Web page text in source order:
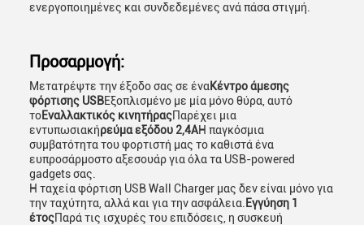
ενεργοποιημένες και συνδεδεμένες ανά πάσα στιγμή.
Προσαρμογή:
Μετατρέψτε την έξοδο σας σε έναΚέντρο άμεσης
φόρτισης USBΕξοπλισμένο με μία μόνο θύρα, αυτό
τοΕναλλακτικός κινητήραςΠαρέχει μια
εντυπωσιακήρεύμα εξόδου 2,4AΗ παγκόσμια
συμβατότητα του φορτιστή μας το καθιστά ένα
ευπροσάρμοστο αξεσουάρ για όλα τα USB-powered
gadgets σας.
Η ταχεία φόρτιση USB Wall Charger μας δεν είναι μόνο για
την ταχύτητα, αλλά και για την ασφάλεια. Εγγύηση 1
έτοςΠαρά τις ισχυρές του επιδόσεις, η συσκευή